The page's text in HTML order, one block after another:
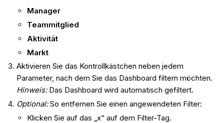
Manager
Teammitglied
Aktivität
Markt
Aktivieren Sie das Kontrollkästchen neben jedem
Parameter, nach dem Sie das Dashboard filtern möchten.
Hinweis:Das Dashboard wird automatisch gefiltert.
Optional:So entfernen Sie einen angewendeten Filter:
Klicken Sie auf das „x“ auf dem Filter-Tag.